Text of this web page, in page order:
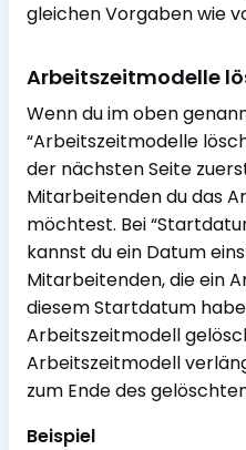
gleichen Vorgaben wie
Arbeitszeitmodelle
Wenn du im oben
“Arbeitszeitmodelle
der nächsten Seite
Mitarbeitenden du das
möchtest. Bei
kannst du ein Datum
Mitarbeitenden, die ein
diesem Startdatum
Arbeitszeitmodell
Arbeitszeitmodell
zum Ende des
Beispiel